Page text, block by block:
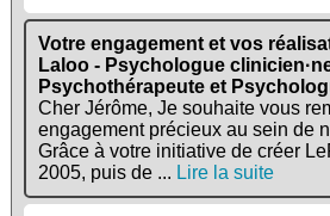
Votre engagement et vos
Laloo - Psychologue
Psychothérapeute et
Cher Jérôme, Je souhaite vous
engagement précieux au sein de
Grâce à votre initiative de créer
2005, puis de ... Lire la suite